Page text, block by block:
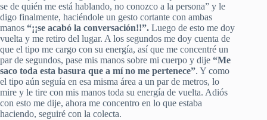
se de quién me está hablando, no conozco a la persona” y le
digo finalmente, haciéndole un gesto cortante con ambas
manos “¡¡se acabó la conversación!!”. Luego de esto me doy
vuelta y me retiro del lugar. A los segundos me doy cuenta de
que el tipo me cargo con su energía, así que me concentré un
par de segundos, pase mis manos sobre mi cuerpo y dije “Me
saco toda esta basura que a mí no me pertenece”. Y como
el tipo aún seguía en esa misma área a un par de metros, lo
mire y le tire con mis manos toda su energía de vuelta. Adiós
con esto me dije, ahora me concentro en lo que estaba
haciendo, seguiré con la colecta.